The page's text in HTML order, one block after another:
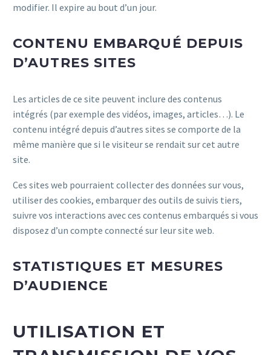
modifier. Il expire au bout d’un jour.
CONTENU EMBARQUÉ DEPUIS
D’AUTRES SITES
Les articles de ce site peuvent inclure des contenus
intégrés (par exemple des vidéos, images, articles…). Le
contenu intégré depuis d’autres sites se comporte de la
même manière que si le visiteur se rendait sur cet autre
site.
Ces sites web pourraient collecter des données sur vous,
utiliser des cookies, embarquer des outils de suivis tiers,
suivre vos interactions avec ces contenus embarqués si vous
disposez d’un compte connecté sur leur site web.
STATISTIQUES ET MESURES
D’AUDIENCE
UTILISATION ET